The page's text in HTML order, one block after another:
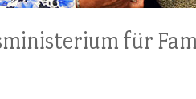
für